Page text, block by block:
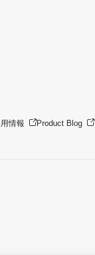
情報 Product Blog